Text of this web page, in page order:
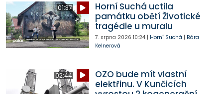
01:37
Horní Suchá uctila
památku obětí Životické
tragédie u muralu
7. srpna 2026 10:24| Horní Suchá | Bára
Kelnerová
02:44
OZO bude mít vlastní
elektřinu. V Kunčicích